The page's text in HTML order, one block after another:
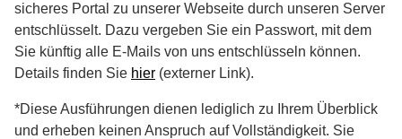
sicheres Portal zu unserer Webseite durch unseren Server
entschlüsselt. Dazu vergeben Sie ein Passwort, mit dem
Sie künftig alle E-Mails von uns entschlüsseln können.
Details finden Sie hier (externer Link).
*Diese Ausführungen dienen lediglich zu Ihrem Überblick
und erheben keinen Anspruch auf Vollständigkeit. Sie